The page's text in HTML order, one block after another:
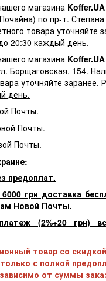
магазина Koffer.UA
по пр-т.
товара уточняйте
20:30 каждый день.
магазина Koffer.UA
Борщаговская, 154.
уточняйте заранее.
день.
Почты.
Почты.
Почты.
предоплат.
грн доставка
Новой Почты.
(2%+20 грн)
товар со
с полной
от суммы